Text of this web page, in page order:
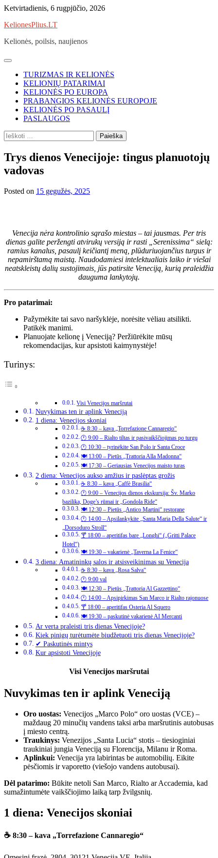
Skip
content
Ketvirtadienis, 6 rugpjūčio, 2026
KelionesPlius.LT
Kelionės, poilsis, naujienos
TURIZMAS IR KELIONĖS
KELIONIŲ PATARIMAI
KELIONĖS PO EUROPA
PRABANGIOS KELIONĖS EUROPOJE
KELIONĖS PO PASAULĮ
PASLAUGOS
Ieškoti:
Trys dienos Venecijoje: tingus planuotojų
vadovas
Posted on 15 gegužės, 2025
Venecija nėra kontrolinio sąrašo miestas – tai jausmas. Per tris
dienas galite peržengti atvirukų versiją ir rasti „Serenissima“ sielą:
ramius kanalus, pasaulį keičiantį meną, plūduriuojančius turgus ir
nepamirštamą maistą. Naudodamiesi intelektualiais laiko ir viešai
neatskleistų dalių sustojimais, jūs patirsite Veneciją, kurią praleidžia
dauguma lankytojų.
Pro patarimai:
Pažymėkite tai savo naršyklėje, norėsite vėliau atsilikti.
Patikėk manimi.
Planuojate kelionę į Veneciją? Peržiūrėkite mūsų
rekomendacijas, kur apsistoti kaimynystėje!
Turinys:
Visi Venecijos maršrutai
Nuvykimas ten ir aplink Veneciją
1 diena: Venecijos skoniai
☕ 8:30 – kava „Torrefazione Cannaregio“
🕐 9:00 – Rialto tiltas ir pasivaikščiojimas po turgų
🕐 10:30 – tyrinėkite San Polo ir Santa Croce
🍽️ 13:00 – Pietūs „Trattoria Alla Madonna“
🍽️ 17:30 – Geriausias Venecijos maisto turas
2 diena: Venecijos aukso amžius ir paslėptas grožis
☕ 8:30 – kava „Caffè Brasilia“
🕐 9:00 – Venecijos dienos ekskursija: Šv. Marko
bazilika, Doge’s rūmai ir „Gondola Ride“
🍽️ 12:30 – Pietūs „Antico Martini“ restorane
🕐 14:00 – Apsilankykite „Santa Maria Della Salute“ ir
„Dorsoduro Stroll“
🍸 18:00 – aperitifas bare „Longhi“ („Gritti Palace
Hotel“)
🍽️ 19:30 – vakarienė „Taverna La Fenice“
3 diena: Amatininkų salos ir atsisveikinimas su Venecija
☕ 8:30 – kava „Rosa Salva“
🕐 9:00 val
🍽️ 12:30 – Pietūs „Trattoria Al Gazzettino“
🕐 14:00 – Apsipirkimas San Marco ir Rialto rajonuose
🍸 18:00 – aperitifas Osteria Al Squero
🍽️ 19:30 – paskutinė vakarienė AI Mercanti
Ar verta praleisti tris dienas Venecijoje?
Kiek pinigų turėtumėte biudžetuoti tris dienas Venecijoje?
✔ Paskutinės mintys
Kur apsistoti Venecijoje
Visi Venecijos maršrutai
Nuvykimas ten ir aplink Veneciją
Oro uostas: Venecijos „Marco Polo“ oro uostas (VCE) –
maždaug 20 minučių vandens taksi arba maršrutinis autobusas
į miesto centrą.
Traukinys: Venezijos „Santa Lucia“ stotis – tiesioginiai
traukiniai jungia Veneciją su Florencija, Milanu ir Roma.
Aplinkui: Venecija yra labirintas be automobilių. Eikite
pėsčiomis ir vaporetto (viešojo vandens autobusai).
Dėl patarimo: Būkite netoli San Marco, Rialto ar Accademia, kad
sumažintumėte vaikščiojimo laiką tarp žvilgsnių.
1 diena: Venecijos skoniai
☕ 8:30 – kava „Torrefazione Cannaregio“